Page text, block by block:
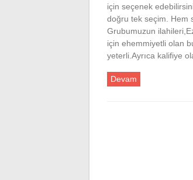
için seçenek
doğru tek seçim. Hem
Grubumuzun
için ehemmiyetli olan
yeterli.Ayrıca kalifiye
Devam